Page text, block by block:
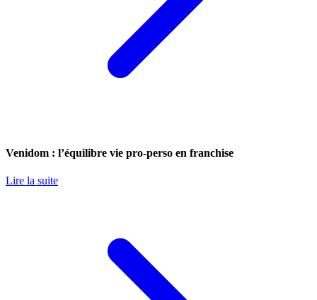
Venidom : l’équilibre vie pro-perso en franchise
Lire la suite